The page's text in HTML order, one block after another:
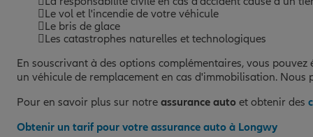
Le vol et l'incendie de votre véhicule
Le bris de glace
Les catastrophes naturelles et technologiques
En souscrivant à des options complémentaires, vous
un véhicule de remplacement en cas d'immobilisation.
Pour en savoir plus sur notre assurance auto et obtenir des
Obtenir un tarif pour votre assurance auto à Longwy